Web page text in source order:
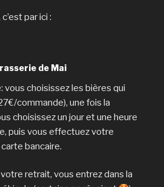
par ici :
de Mai
vous choisissez les bières qui
commande), une fois la
choisissez un jour et une heure
puis vous effectuez votre
bancaire.
votre retrait, vous entrez dans la